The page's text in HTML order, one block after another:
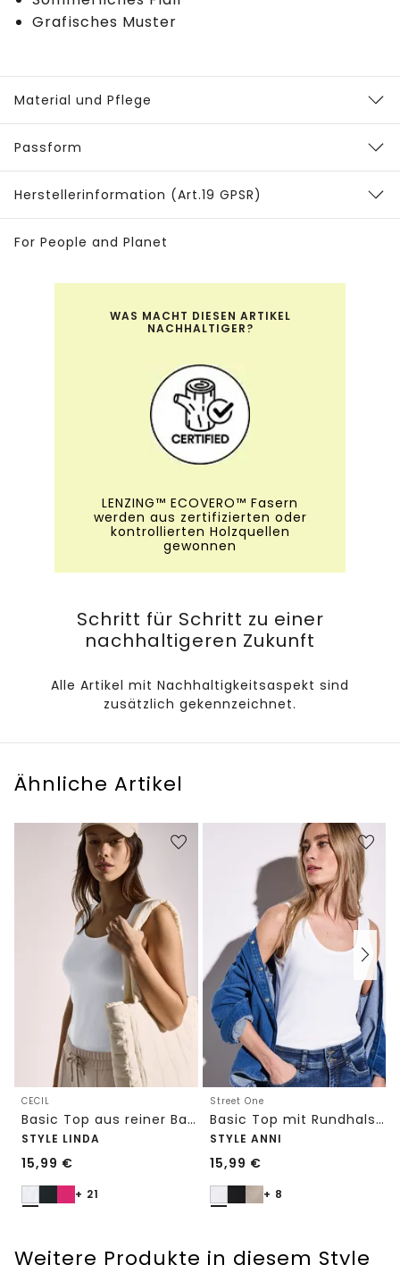
Grafisches Muster
Material und Pflege
Passform
Herstellerinformation (Art.19 GPSR)
For People and Planet
WAS MACHT DIESEN ARTIKEL
NACHHALTIGER?
LENZING™ ECOVERO™ Fasern
werden aus zertifizierten oder
kontrollierten Holzquellen
gewonnen
Schritt für Schritt zu einer
nachhaltigeren Zukunft
Alle Artikel mit Nachhaltigkeitsaspekt sind
zusätzlich gekennzeichnet.
Ähnliche Artikel
CECIL
Basic Top aus reiner Baumwolle
STYLE LINDA
15,99 €
+ 21
Street One
Basic Top mit Rundhals in Unifarbe
STYLE ANNI
15,99 €
+ 8
Weitere Produkte in diesem Style